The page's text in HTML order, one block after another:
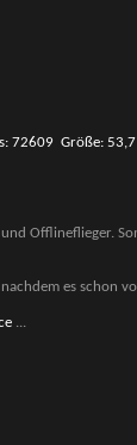
Offlineflieger.
es schon
...